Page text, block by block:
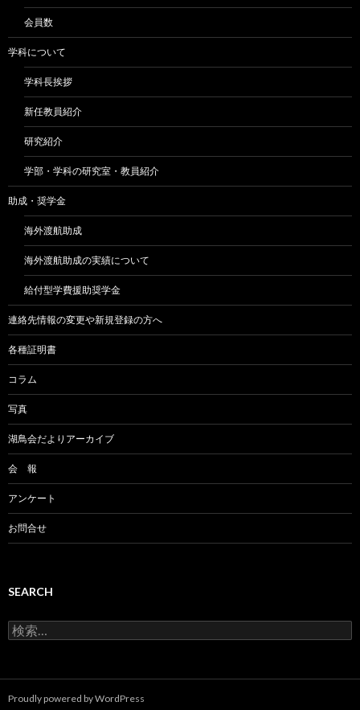
会員数
学科について
学科長挨拶
新任教員紹介
研究紹介
学部・学科の研究室・教員紹介
助成・奨学金
海外渡航助成
海外渡航助成の実績について
給付型学費援助奨学金
連絡先情報の変更や新規登録の方へ
各種証明書
コラム
写真
湖鳥会だよりアーカイブ
会 報
アンケート
お問合せ
SEARCH
検
索:
Proudly powered by WordPress